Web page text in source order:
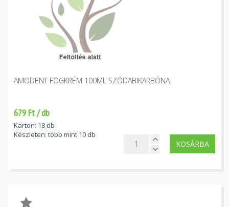
AMODENT FOGKRÉM 100ML SZÓDABIKARBÓNA
679 Ft / db
Karton: 18 db
Készleten: több mint 10 db
KOSÁRBA